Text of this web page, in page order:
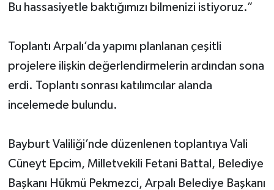
Bu hassasiyetle baktığımızı bilmenizi istiyoruz.”
Toplantı Arpalı’da yapımı planlanan çeşitli
projelere ilişkin değerlendirmelerin ardından sona
erdi. Toplantı sonrası katılımcılar alanda
incelemede bulundu.
Bayburt Valiliği’nde düzenlenen toplantıya Vali
Cüneyt Epcim, Milletvekili Fetani Battal, Belediye
Başkanı Hükmü Pekmezci, Arpalı Belediye Başkanı